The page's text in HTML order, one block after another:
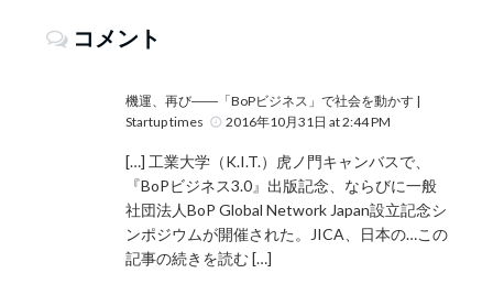
コメント
機運、再び――「BoPビジネス」で社会を動かす |
Startup times
2016年10月31日 at 2:44 PM
[…] 工業大学（K.I.T.）虎ノ門キャンバスで、
『BoPビジネス3.0』出版記念、ならびに一般
社団法人BoP Global Network Japan設立記念シ
ンポジウムが開催された。JICA、日本の…この
記事の続きを読む […]